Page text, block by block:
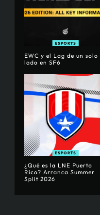
ESPORTS
EWC y el Lag de un solo
lado en SF6
ESPORTS
¿Qué es la LNE Puerto
Rico? Arranca Summer
Split 2026